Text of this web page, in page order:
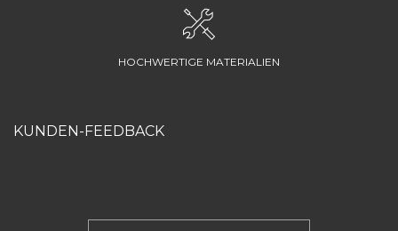
HOCHWERTIGE MATERIALIEN
KUNDEN-FEEDBACK